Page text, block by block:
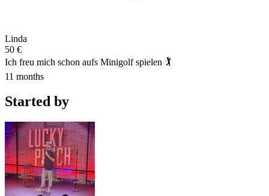
Linda
50 €
Ich freu mich schon aufs Minigolf spielen 🏌️
11 months
Started by